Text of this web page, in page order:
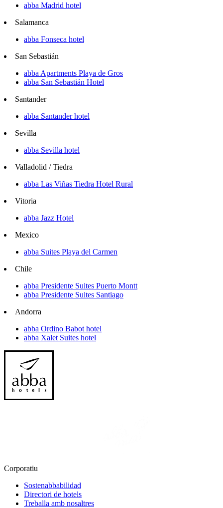
abba Madrid hotel
Salamanca
abba Fonseca hotel
San Sebastián
abba Apartments Playa de Gros
abba San Sebastián Hotel
Santander
abba Santander hotel
Sevilla
abba Sevilla hotel
Valladolid / Tiedra
abba Las Viñas Tiedra Hotel Rural
Vitoria
abba Jazz Hotel
Mexico
abba Suites Playa del Carmen
Chile
abba Presidente Suites Puerto Montt
abba Presidente Suites Santiago
Andorra
abba Ordino Babot hotel
abba Xalet Suites hotel
Corporatiu
Sostenabbabilidad
Directori de hotels
Treballa amb nosaltres